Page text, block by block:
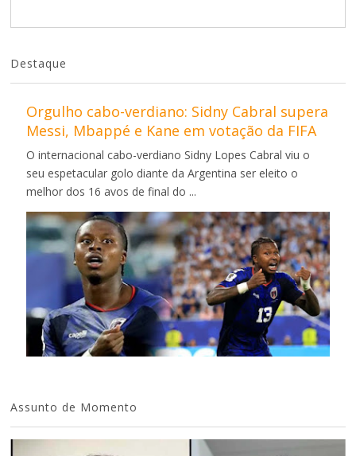
Destaque
Orgulho cabo-verdiano: Sidny Cabral supera
Messi, Mbappé e Kane em votação da FIFA
O internacional cabo-verdiano Sidny Lopes Cabral viu o
seu espetacular golo diante da Argentina ser eleito o
melhor dos 16 avos de final do ...
Assunto de Momento